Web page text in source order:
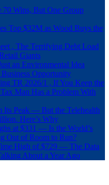
70 Wins, But One Group
Top $32M as Wood Buys the
, The Terrifying Debt Load
Giants
an Environmental Idea
Opportunity
TR 2026/1 , If You Keep the
Man Has a Problem With
Peak — But the Telehealth
Here’s Why
at $331 — Is the World’s
Out of Room to Run?
High of $729 — The Data
About a Year Ago